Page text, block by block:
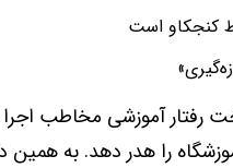
کنجکاو است
رفتار آموزشی مخاطب
را هدر دهد. به